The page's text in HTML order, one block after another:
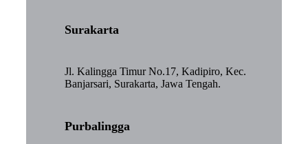
Surakarta
Jl. Kalingga Timur No.17, Kadipiro, Kec.
Banjarsari, Surakarta, Jawa Tengah.
Purbalingga